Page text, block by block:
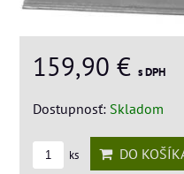
159,90 € s DPH
Dostupnosť: Skladom
ks DO